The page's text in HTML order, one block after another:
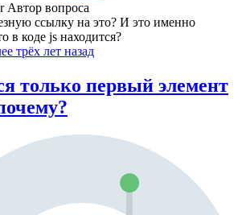
Автор вопроса
ссылку на это? И это именно
в коде js находится?
трёх лет назад
только первый элемент